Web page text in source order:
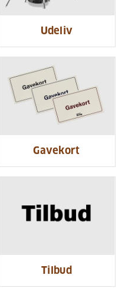
Udeliv
Gavekort
Tilbud